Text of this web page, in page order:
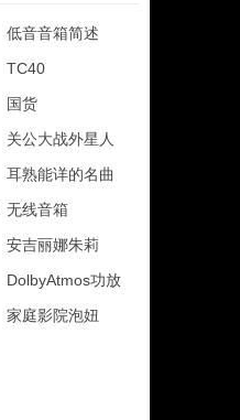
低音音箱简述
TC40
国货
关公大战外星人
耳熟能详的名曲
无线音箱
安吉丽娜朱莉
DolbyAtmos功放
家庭影院泡妞